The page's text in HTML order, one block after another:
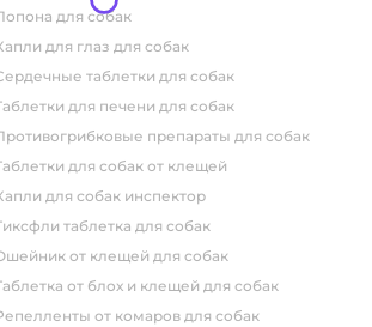
попона для собак
капли для глаз для собак
сердечные таблетки для собак
таблетки для печени для собак
противогрибковые препараты для собак
таблетки для собак от клещей
капли для собак инспектор
тиксфли таблетка для собак
ошейник от клещей для собак
таблетка от блох и клещей для собак
репелленты от комаров для собак